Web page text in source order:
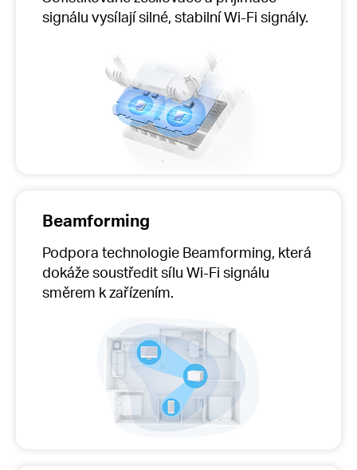
signálu vysílají silné, stabilní Wi-Fi signály.
Beamforming
Podpora technologie Beamforming, která
dokáže soustředit sílu Wi-Fi signálu
směrem k zařízením.